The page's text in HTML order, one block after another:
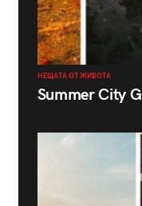
НЕЩАТА ОТ ЖИВОТА
Summer City